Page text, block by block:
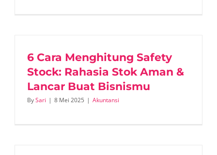
6 Cara Menghitung Safety
Stock: Rahasia Stok Aman &
Lancar Buat Bisnismu
BySari | 8 Mei 2025 | Akuntansi